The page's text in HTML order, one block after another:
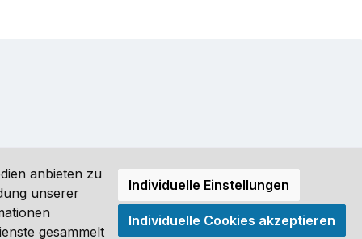
(DE) angezeigt. Streichpreise = UVP-Preise. Abbildungen
anbieten zu
unserer
gesammelt
Individuelle Einstellungen
Individuelle Cookies akzeptieren